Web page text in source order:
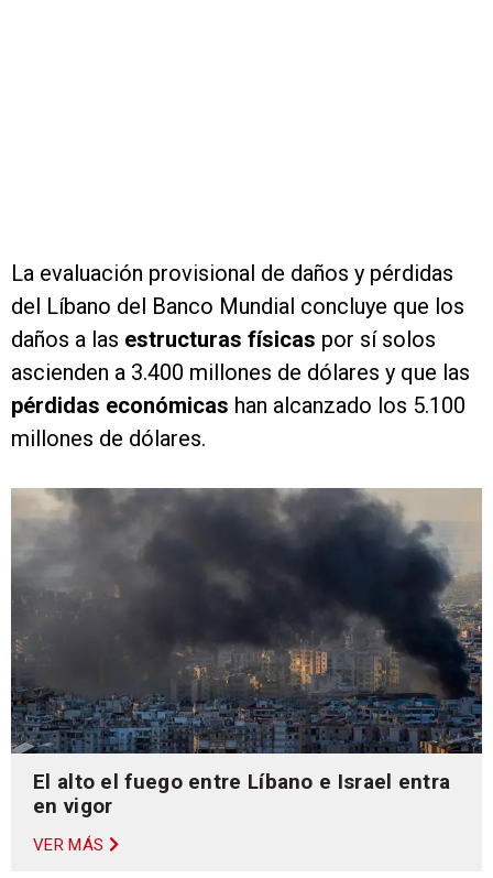
La evaluación provisional de daños y pérdidas
del Líbano del Banco Mundial concluye que los
daños a las estructuras físicas por sí solos
ascienden a 3.400 millones de dólares y que las
pérdidas económicas han alcanzado los 5.100
millones de dólares.
El alto el fuego entre Líbano e Israel entra
en vigor
VER MÁS